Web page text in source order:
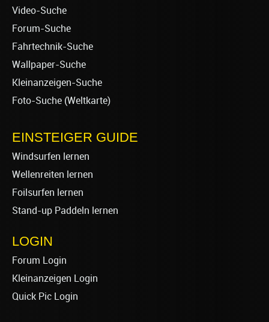
Video-Suche
Forum-Suche
Fahrtechnik-Suche
Wallpaper-Suche
Kleinanzeigen-Suche
Foto-Suche (Weltkarte)
EINSTEIGER GUIDE
Windsurfen lernen
Wellenreiten lernen
Foilsurfen lernen
Stand-up Paddeln lernen
LOGIN
Forum Login
Kleinanzeigen Login
Quick Pic Login